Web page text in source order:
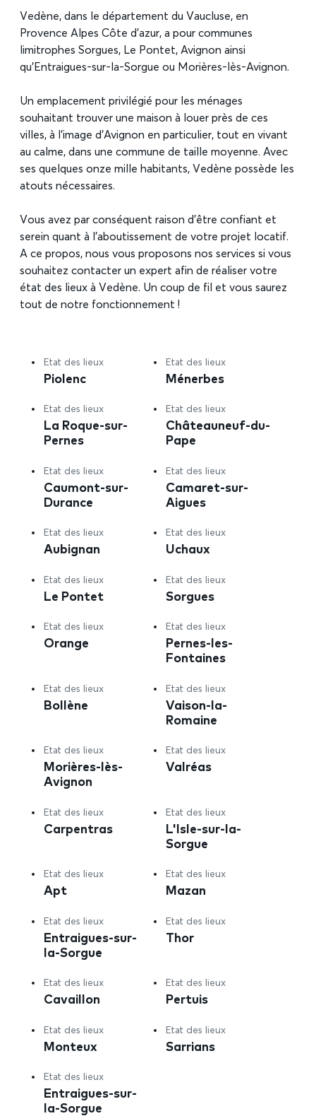
Vedène, dans le département du Vaucluse, en
Provence Alpes Côte d’azur, a pour communes
limitrophes Sorgues, Le Pontet, Avignon ainsi
qu’Entraigues-sur-la-Sorgue ou Morières-lès-Avignon.
Un emplacement privilégié pour les ménages
souhaitant trouver une maison à louer près de ces
villes, à l’image d’Avignon en particulier, tout en vivant
au calme, dans une commune de taille moyenne. Avec
ses quelques onze mille habitants, Vedène possède les
atouts nécessaires.
Vous avez par conséquent raison d’être confiant et
serein quant à l’aboutissement de votre projet locatif.
A ce propos, nous vous proposons nos services si vous
souhaitez contacter un expert afin de réaliser votre
état des lieux à Vedène. Un coup de fil et vous saurez
tout de notre fonctionnement !
Etat des lieux
Piolenc
Etat des lieux
Ménerbes
Etat des lieux
La Roque-sur-
Pernes
Etat des lieux
Châteauneuf-du-
Pape
Etat des lieux
Caumont-sur-
Durance
Etat des lieux
Camaret-sur-
Aigues
Etat des lieux
Aubignan
Etat des lieux
Uchaux
Etat des lieux
Le Pontet
Etat des lieux
Sorgues
Etat des lieux
Orange
Etat des lieux
Pernes-les-
Fontaines
Etat des lieux
Bollène
Etat des lieux
Vaison-la-
Romaine
Etat des lieux
Morières-lès-
Avignon
Etat des lieux
Valréas
Etat des lieux
Carpentras
Etat des lieux
L'Isle-sur-la-
Sorgue
Etat des lieux
Apt
Etat des lieux
Mazan
Etat des lieux
Entraigues-sur-
la-Sorgue
Etat des lieux
Thor
Etat des lieux
Cavaillon
Etat des lieux
Pertuis
Etat des lieux
Monteux
Etat des lieux
Sarrians
Etat des lieux
Entraigues-sur-
la-Sorgue